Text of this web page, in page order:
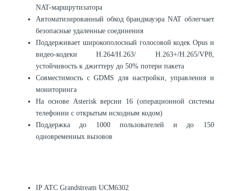
NAT-маршрутизатора
Автоматизированный обход брандмауэра NAT облегчает
безопасные удаленные соединения
Поддерживает широкополосный голосовой кодек Opus и
видео-кодеки H.264/H.263/ H.263+/H.265/VP8,
устойчивость к джиттеру до 50% потери пакета
Совместимость с GDMS для настройки, управления и
мониторинга
На основе Asterisk версии 16 (операционной системы
телефонии с открытым исходным кодом)
Поддержка до 1000 пользователей и до 150
одновременных вызовов
IP АТС Grandstream UCM6302